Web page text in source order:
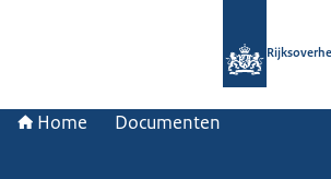
Home Documenten